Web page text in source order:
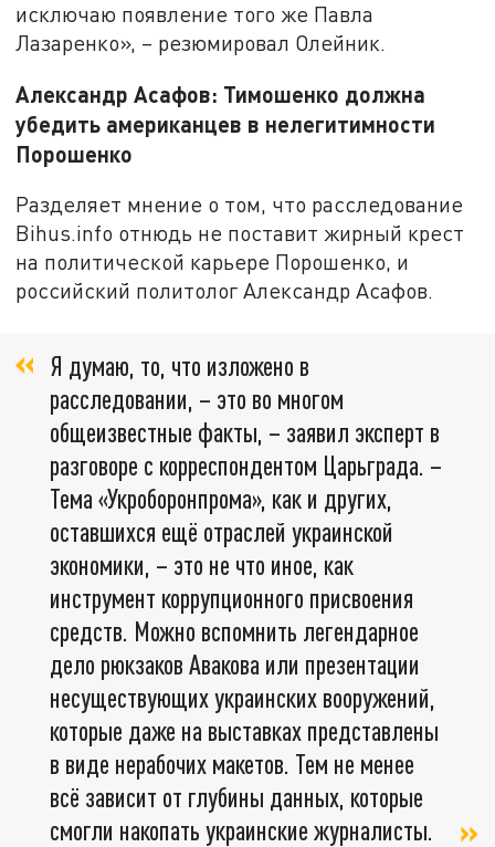
исключаю появление того же Павла
Лазаренко», – резюмировал Олейник.
Александр Асафов: Тимошенко должна
убедить американцев в нелегитимности
Порошенко
Разделяет мнение о том, что расследование
Bihus.info отнюдь не поставит жирный крест
на политической карьере Порошенко, и
российский политолог Александр Асафов.
Я думаю, то, что изложено в
расследовании, – это во многом
общеизвестные факты, – заявил эксперт в
разговоре с корреспондентом Царьграда. –
Тема «Укроборонпрома», как и других,
оставшихся ещё отраслей украинской
экономики, – это не что иное, как
инструмент коррупционного присвоения
средств. Можно вспомнить легендарное
дело рюкзаков Авакова или презентации
несуществующих украинских вооружений,
которые даже на выставках представлены
в виде нерабочих макетов. Тем не менее
всё зависит от глубины данных, которые
смогли накопать украинские журналисты.